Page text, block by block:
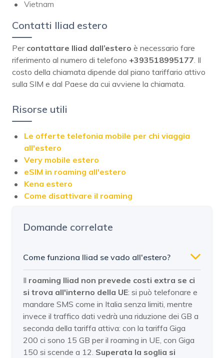
Vietnam
Contatti Iliad estero
Per contattare Iliad dall’estero è necessario fare
riferimento al numero di telefono +393518995177 . Il
costo della chiamata dipende dal piano tariffario attivo
sulla SIM e dal Paese da cui avviene la chiamata.
Risorse utili
Le offerte telefonia mobile per chi viaggia
all'estero
Very mobile estero
eSIM in roaming all'estero
Kena estero
Come disattivare il roaming
Domande correlate
Come funziona Iliad se vado all'estero?
Il roaming Iliad non prevede costi extra se ci
si trova all'interno della UE: si può telefonare e
mandare SMS come in Italia senza limiti, mentre
invece il traffico dati vedrà una riduzione dei GB a
seconda della tariffa attiva: con la tariffa Giga
200 ci sono 15 GB per il roaming in UE, con Giga
150 si scende a 12. Superata la soglia si